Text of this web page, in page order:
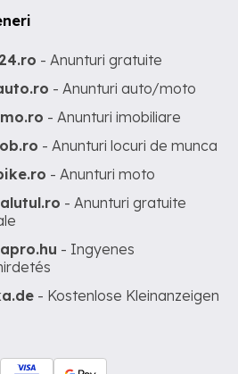
- Anunturi gratuite
- Anunturi auto/moto
- Anunturi imobiliare
- Anunturi locuri de munca
- Anunturi moto
- Anunturi gratuite
- Ingyenes
- Kostenlose Kleinanzeigen